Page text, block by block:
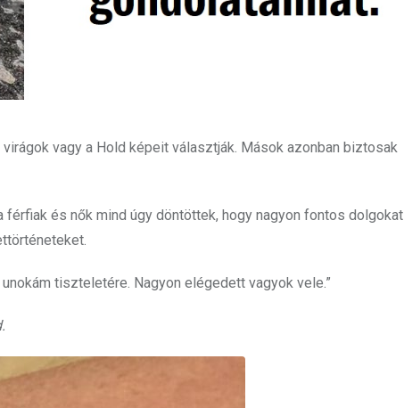
vagy a Hold képeit választják. Mások azonban biztosak
és nők mind úgy döntöttek, hogy nagyon fontos dolgokat
tiszteletére. Nagyon elégedett vagyok vele.”